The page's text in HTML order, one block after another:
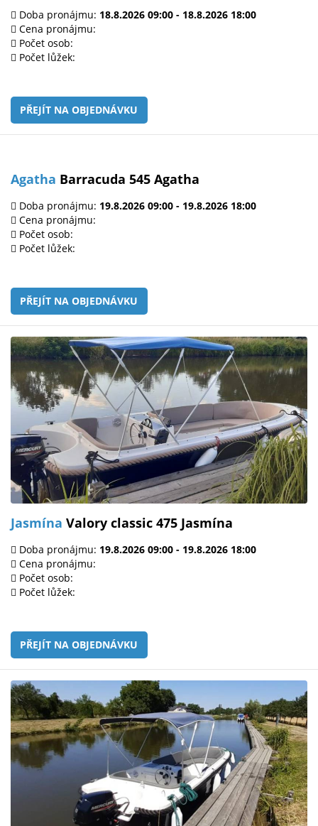
Doba pronájmu: 18.8.2026 09:00 - 18.8.2026 18:00
Cena pronájmu:
Počet osob:
Počet lůžek:
PŘEJÍT NA OBJEDNÁVKU
Agatha Barracuda 545 Agatha
Doba pronájmu: 19.8.2026 09:00 - 19.8.2026 18:00
Cena pronájmu:
Počet osob:
Počet lůžek:
PŘEJÍT NA OBJEDNÁVKU
Jasmína Valory classic 475 Jasmína
Doba pronájmu: 19.8.2026 09:00 - 19.8.2026 18:00
Cena pronájmu:
Počet osob:
Počet lůžek:
PŘEJÍT NA OBJEDNÁVKU